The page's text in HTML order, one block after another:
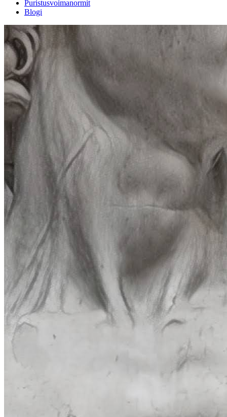
Puristusvoimanormit
Blogi